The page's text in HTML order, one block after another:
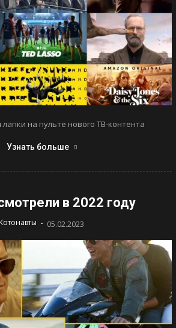
на пульте нового ТВ-контента
Узнать больше
в 2022 году
Котонавты - 05.02.2023